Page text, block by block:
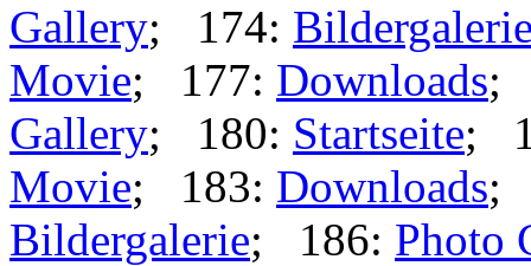
Gallery; 174:
Movie; 177: Downloads;
Gallery; 180: Startseite;
Movie; 183: Downloads;
Bildergalerie; 186: Photo